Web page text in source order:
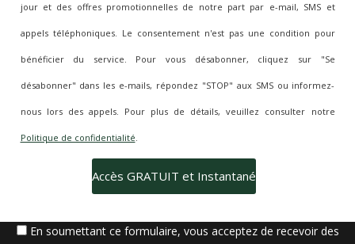
jour et des offres promotionnelles de notre part par e-mail, SMS et
appels téléphoniques. Le consentement n'est pas une condition pour
bénéficier du service. Pour vous désabonner, cliquez sur "Se
désabonner" dans les e-mails, répondez "STOP" aux SMS ou informez-
nous lors des appels. Pour plus de détails, veuillez consulter notre
Politique de confidentialité.
En soumettant ce formulaire, vous acceptez de recevoir des